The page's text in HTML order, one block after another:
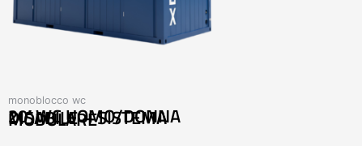
monoblocco wc
20′ WC UOMO/DONNA DISABILE – SISTEMA MODULARE